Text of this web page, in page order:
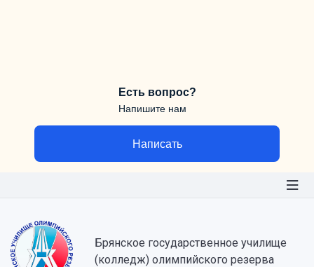
Есть вопрос?
Напишите нам
Написать
Брянское государственное училище
(колледж) олимпийского резерва